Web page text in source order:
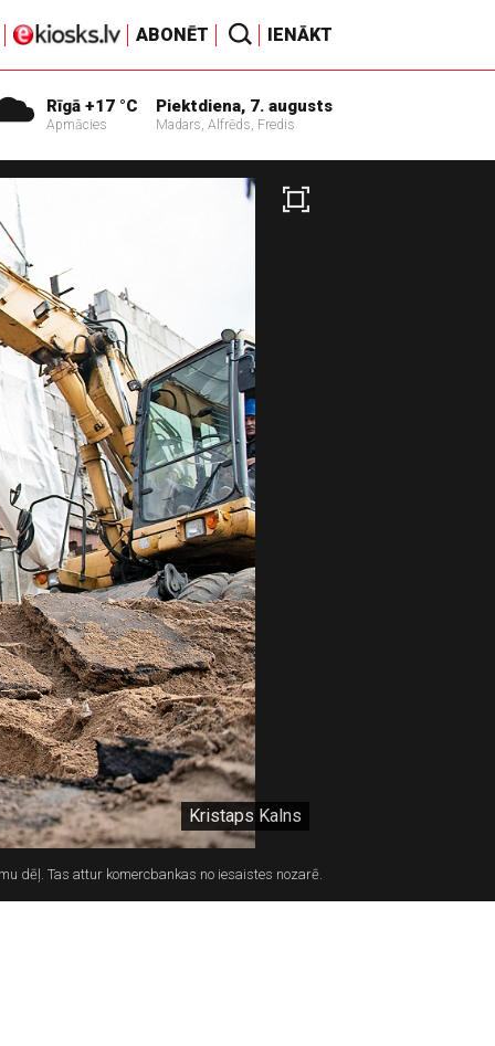
ABONĒT IENĀKT
Rīgā +17 °C
Apmācies
Piektdiena, 7. augusts
Madars, Alfrēds, Fredis
Kristaps Kalns
dēļ. Tas attur komercbankas no iesaistes nozarē.